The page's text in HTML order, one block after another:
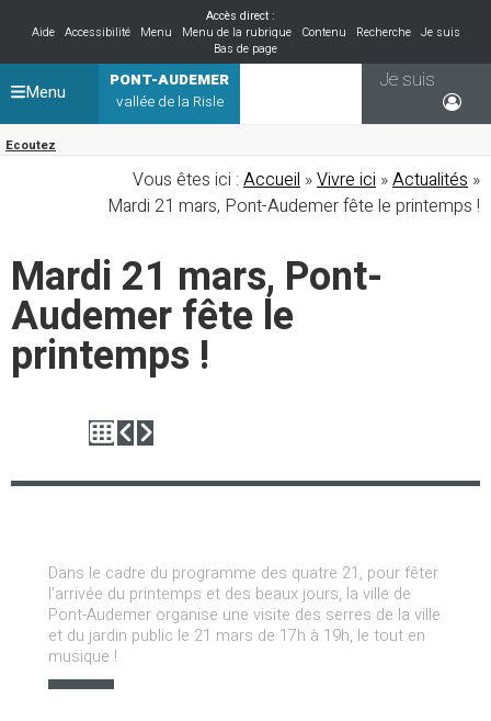
Accès direct :
Aide
Accessibilité Menu Menu de la rubrique Contenu Recherche
Je suis
Bas de page
PONT-AUDEMER
vallée de la Risle
Ecoutez
Je suis
Menu
Vous êtes ici : Accueil »Vivre ici »Actualités »
Mardi 21 mars, Pont-Audemer fête le printemps !
Mardi 21 mars, Pont-
Audemer fête le
printemps !
Dans le cadre du programme des quatre 21, pour fêter
l’arrivée du printemps et des beaux jours, la ville de
Pont-Audemer organise une visite des serres de la ville
et du jardin public le 21 mars de 17h à 19h, le tout en
musique !